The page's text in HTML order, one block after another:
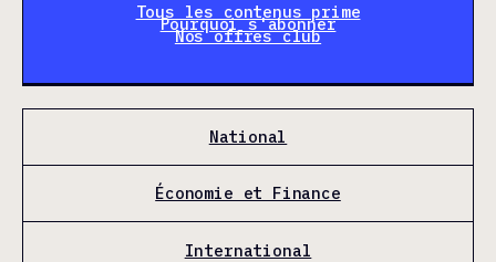
Tous les contenus prime
Pourquoi s'abonner
Nos offres club
National
Économie et Finance
International